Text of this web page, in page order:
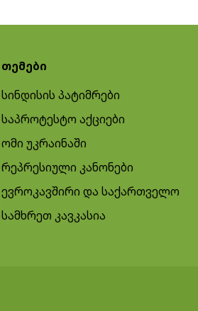
თემები
სინდისის პატიმრები
საპროტესტო აქციები
ომი უკრაინაში
რეპრესიული კანონები
ევროკავშირი და საქართველო
სამხრეთ კავკასია